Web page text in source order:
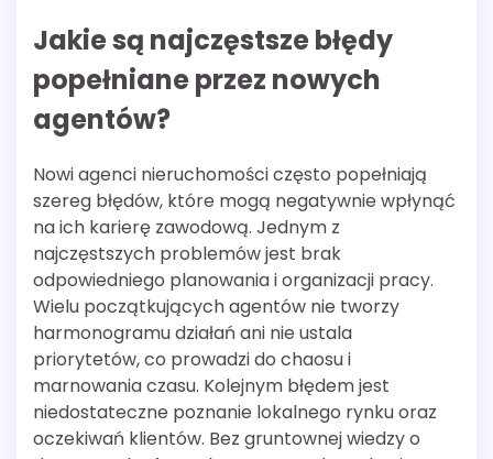
Jakie są najczęstsze błędy
popełniane przez nowych
agentów?
Nowi agenci nieruchomości często popełniają
szereg błędów, które mogą negatywnie wpłynąć
na ich karierę zawodową. Jednym z
najczęstszych problemów jest brak
odpowiedniego planowania i organizacji pracy.
Wielu początkujących agentów nie tworzy
harmonogramu działań ani nie ustala
priorytetów, co prowadzi do chaosu i
marnowania czasu. Kolejnym błędem jest
niedostateczne poznanie lokalnego rynku oraz
oczekiwań klientów. Bez gruntownej wiedzy o